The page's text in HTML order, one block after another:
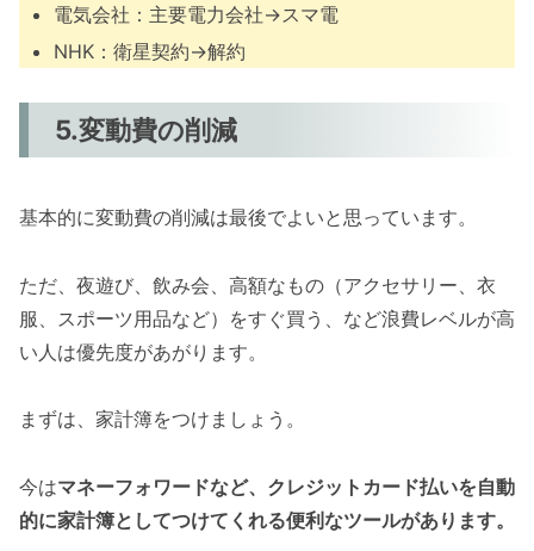
電気会社：主要電力会社→スマ電
NHK：衛星契約→解約
5.変動費の削減
基本的に変動費の削減は最後でよいと思っています。
ただ、夜遊び、飲み会、高額なもの（アクセサリー、衣
服、スポーツ用品など）をすぐ買う、など浪費レベルが高
い人は優先度があがります。
まずは、家計簿をつけましょう。
今はマネーフォワードなど、クレジットカード払いを自動
的に家計簿としてつけてくれる便利なツールがあります。